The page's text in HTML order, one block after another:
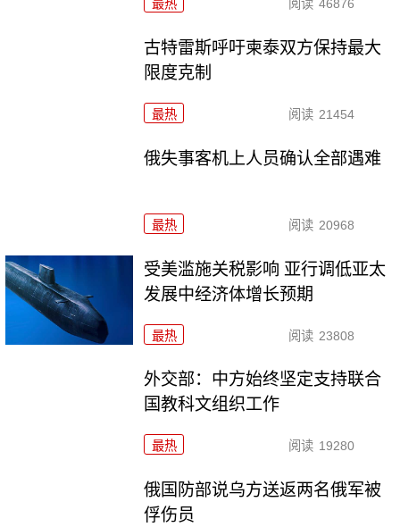
最热 阅读 46876
古特雷斯呼吁柬泰双方保持最大
限度克制
最热 阅读 21454
俄失事客机上人员确认全部遇难
最热 阅读 20968
受美滥施关税影响 亚行调低亚太
发展中经济体增长预期
最热 阅读 23808
外交部：中方始终坚定支持联合
国教科文组织工作
最热 阅读 19280
俄国防部说乌方送返两名俄军被
俘伤员